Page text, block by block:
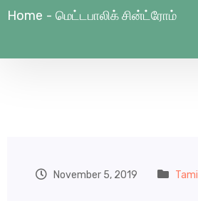
Home - மெட்டபாலிக் சின்ட்ரோம்
November 5, 2019 Tamil